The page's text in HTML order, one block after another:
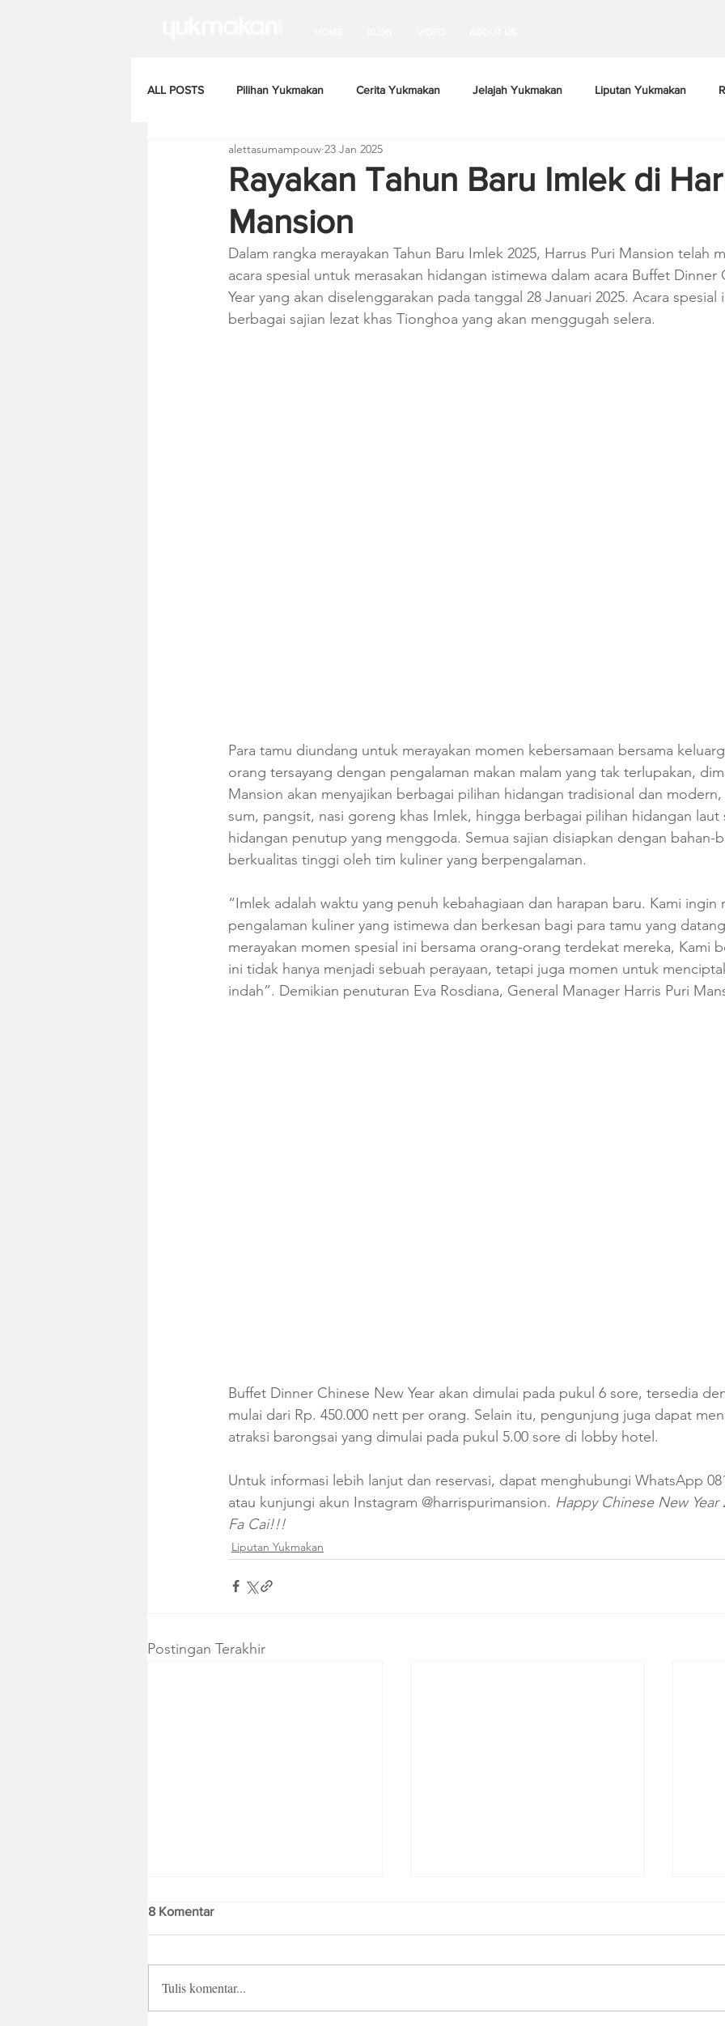
ALL POSTS Pilihan Yukmakan Cerita Yukmakan Jelajah Yukmakan Liputan Yukmakan
Rayakan Tahun Baru Imlek di
Mansion
alettasumampouw 23 Jan 2025
Dalam rangka merayakan Tahun Baru Imlek 2025, Harrus Puri Mansion telah
acara spesial untuk merasakan hidangan istimewa dalam acara Buffet Dinner
Year yang akan diselenggarakan pada tanggal 28 Januari 2025. Acara spesial
berbagai sajian lezat khas Tionghoa yang akan menggugah selera.
Para tamu diundang untuk merayakan momen kebersamaan bersama
orang tersayang dengan pengalaman makan malam yang tak terlupakan,
Mansion akan menyajikan berbagai pilihan hidangan tradisional dan
sum, pangsit, nasi goreng khas Imlek, hingga berbagai pilihan hidangan laut
hidangan penutup yang menggoda. Semua sajian disiapkan dengan bahan-
berkualitas tinggi oleh tim kuliner yang berpengalaman.
“Imlek adalah waktu yang penuh kebahagiaan dan harapan baru. Kami ingin
pengalaman kuliner yang istimewa dan berkesan bagi para tamu yang
merayakan momen spesial ini bersama orang-orang terdekat mereka, Kami
ini tidak hanya menjadi sebuah perayaan, tetapi juga momen untuk
indah”. Demikian penuturan Eva Rosdiana, General Manager Harris Puri
Buffet Dinner Chinese New Year akan dimulai pada pukul 6 sore, tersedia
mulai dari Rp. 450.000 nett per orang. Selain itu, pengunjung juga dapat
atraksi barongsai yang dimulai pada pukul 5.00 sore di lobby hotel.
Untuk informasi lebih lanjut dan reservasi, dapat menghubungi WhatsApp
atau kunjungi akun Instagram @harrispurimansion. Happy Chinese New
Fa Cai!!!
Liputan Yukmakan
Postingan Terakhir
8 Komentar
Tulis komentar...